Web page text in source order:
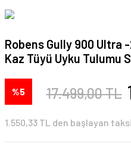
Robens Gully 900 Ultra
Kaz Tüyü Uyku Tulumu
%5 17.499,00 TL
1.550,33 TL den başlayan